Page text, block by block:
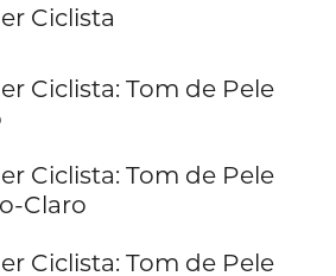
Ciclista
Ciclista: Tom de Pele
Ciclista: Tom de Pele
Claro
Ciclista: Tom de Pele